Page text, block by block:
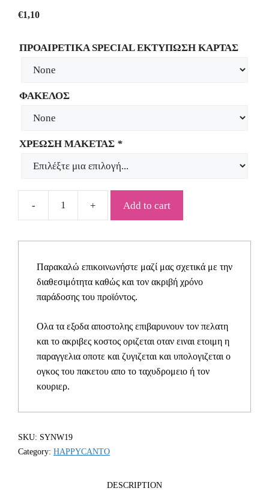
€1,10
ΠΡΟΑΙΡΕΤΙΚΑ SPECIAL ΕΚΤΥΠΩΣΗ KAΡΤΑΣ
ΦΑΚΕΛΟΣ
ΧΡΕΩΣΗ ΜΑΚΕΤΑΣ *
Προσκλητήριο
γάμο
quantity
Add to cart
Παρακαλώ επικοινωνήστε μαζί μας σχετικά με την
διαθεσιμότητα καθώς και τον ακριβή χρόνο
παράδοσης του προϊόντος.
Ολα τα εξοδα αποστολης επιβαρυνουν τον πελατη
και το ακριβες κοστος οριζεται οταν ειναι ετοιμη η
παραγγελια οποτε και ζυγιζεται και υπολογιζεται ο
ογκος του πακετου απο το ταχυδρομειο ή τον
κουριερ.
SKU: SYNW19
Category: HAPPYCANTO
DESCRIPTION